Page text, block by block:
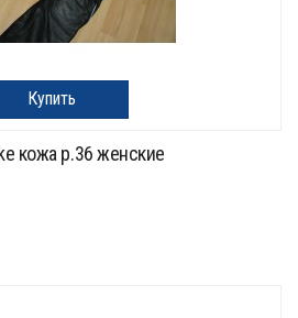
Купить
кожа р.36 женские